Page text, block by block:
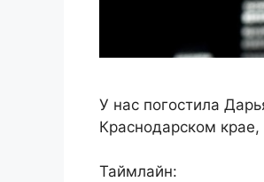
У нас погостила
Краснодарском
Таймлайн: